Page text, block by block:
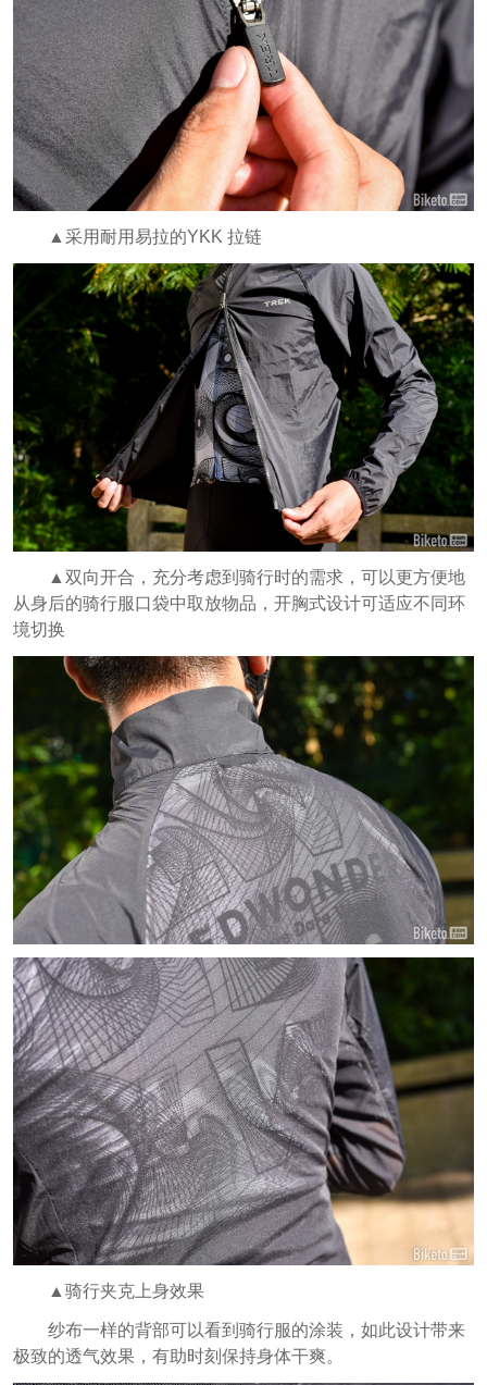
▲采用耐用易拉的YKK 拉链
▲双向开合，充分考虑到骑行时的需求，可以更方便地
从身后的骑行服口袋中取放物品，开胸式设计可适应不同环
境切换
▲骑行夹克上身效果
纱布一样的背部可以看到骑行服的涂装，如此设计带来
极致的透气效果，有助时刻保持身体干爽。